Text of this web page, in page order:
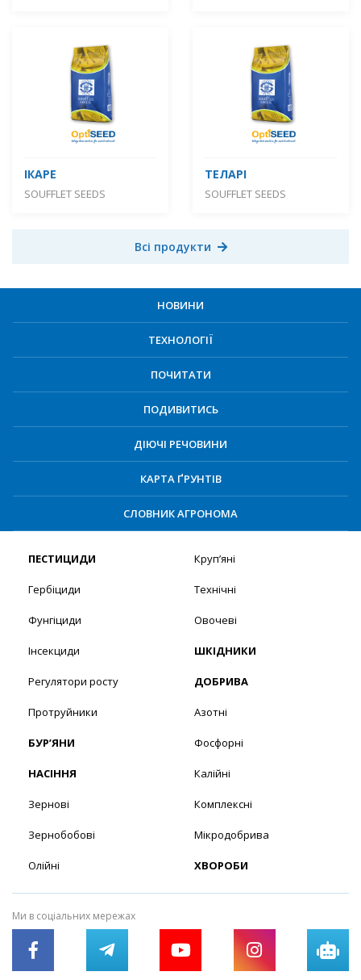
ІКАРЕ
SOUFFLET SEEDS
ТЕЛАРІ
SOUFFLET SEEDS
Всі продукти
НОВИНИ
ТЕХНОЛОГІЇ
ПОЧИТАТИ
ПОДИВИТИСЬ
ДІЮЧІ РЕЧОВИНИ
КАРТА ҐРУНТІВ
СЛОВНИК АГРОНОМА
ПЕСТИЦИДИ
Гербіциди
Фунгіциди
Інсекциди
Регулятори росту
Протруйники
БУР’ЯНИ
НАСІННЯ
Зернові
Зернобобові
Олійні
Круп’яні
Технічні
Овочеві
ШКІДНИКИ
ДОБРИВА
Азотні
Фосфорні
Калійні
Комплексні
Мікродобрива
ХВОРОБИ
Ми в соціальних мережах